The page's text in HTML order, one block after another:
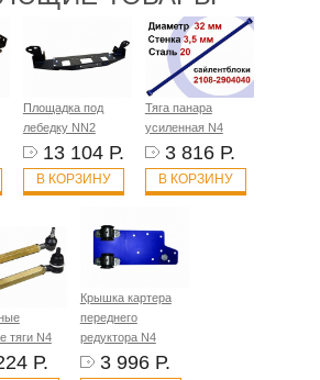
Площадка под
лебедку NN2
13 104 Р.
В КОРЗИНУ
Тяга панара
усиленная N4
3 816 Р.
В КОРЗИНУ
тяги N4
Р.
Крышка картера
переднего
редуктора N4
3 996 Р.